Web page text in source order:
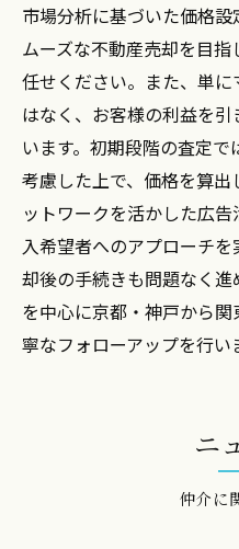
市場分析に基づいた価格
ムーズな不動産売却を目
任せください。また、単
はなく、お客様の利益を
います。初期段階の査定
考慮した上で、価格を算
ットワークを活かした広
入希望者へのアプローチ
却後の手続きも問題なく
を中心に京都・神戸から
寧なフォローアップを行い
ニ
仲介に